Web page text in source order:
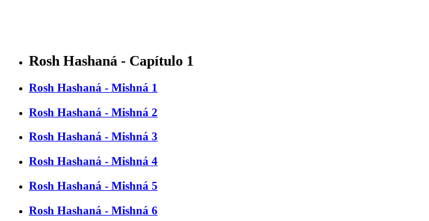
Rosh Hashaná - Capítulo 1
Rosh Hashaná - Mishná 1
Rosh Hashaná - Mishná 2
Rosh Hashaná - Mishná 3
Rosh Hashaná - Mishná 4
Rosh Hashaná - Mishná 5
Rosh Hashaná - Mishná 6